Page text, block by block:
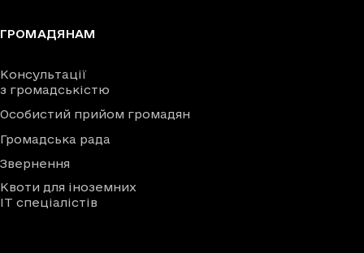
ГРОМАДЯНАМ
Консультації
з громадськістю
Особистий прийом громадян
Громадська рада
Звернення
Квоти для іноземних
IT спеціалістів